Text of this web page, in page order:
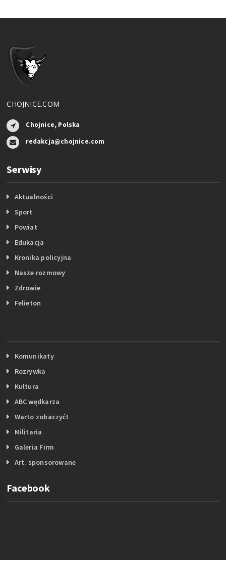
CHOJNICE.COM
Chojnice, Polska
redakcja@chojnice.com
Serwisy
Aktualności
Sport
Powiat
Edukacja
Kronika policyjna
Nasze rozmowy
Zdrowie
Felieton
Komunikaty
Rozrywka
Kultura
ABC wędkarza
Warto zobaczyć!
Militaria
Galeria Firm
Art. sponsorowane
Facebook